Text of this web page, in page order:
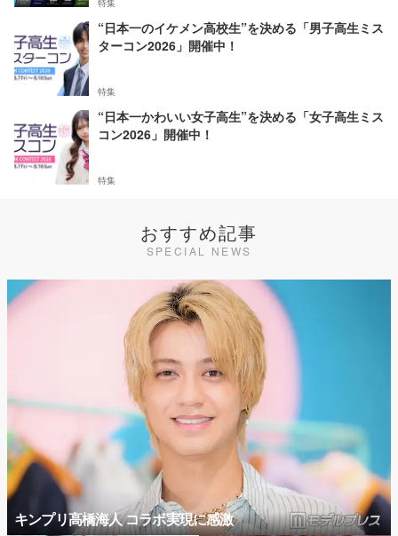
特集
“日本一のイケメン高校生”を決める「男子高生ミス
ターコン2026」開催中！
特集
“日本一かわいい女子高生”を決める「女子高生ミス
コン2026」開催中！
特集
おすすめ記事
SPECIAL NEWS
キンプリ高橋海人 コラボ実現に感激